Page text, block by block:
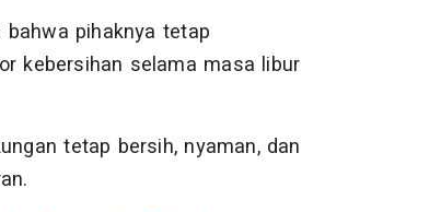
bahwa pihaknya tetap
kebersihan selama masa libur
tetap bersih, nyaman, dan